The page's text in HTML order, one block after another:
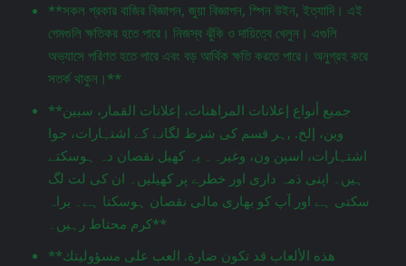
**সকল প্রকার বাজির বিজ্ঞাপন, জুয়া বিজ্ঞাপন, স্পিন উইন, ইত্যাদি। এই
গেমগুলি ক্ষতিকর হতে পারে। নিজস্ব ঝুঁকি ও দায়িত্বে খেলুন। এগুলি
অভ্যাসে পরিণত হতে পারে এবং বড় আর্থিক ক্ষতি করতে পারে। অনুগ্রহ করে
সতর্ক থাকুন।**
**جميع أنواع إعلانات المراهنات، إعلانات القمار، سبين
وين، إلخ. ,ہر قسم کی شرط لگانے کے اشتہارات، جوا
اشتہارات، اسپن ون، وغیرہ۔ یہ کھیل نقصان دہ ہوسکتے
ہیں۔ اپنی ذمہ داری اور خطرے پر کھیلیں۔ ان کی لت لگ
سکتی ہے اور آپ کو بھاری مالی نقصان ہوسکتا ہے۔ براہ
کرم محتاط رہیں۔**
**هذه الألعاب قد تكون ضارة. العب على مسؤوليتك